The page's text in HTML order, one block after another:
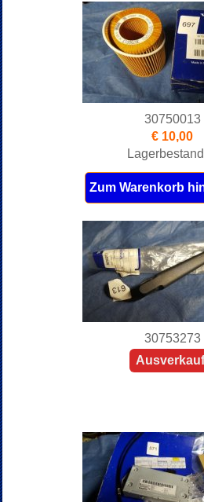
30750013
€ 10,00
Zum Warenkorb
30753273